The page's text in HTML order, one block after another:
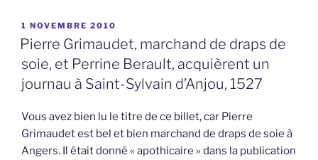
PUBLIÉ
LE
1 NOVEMBRE 2010
Pierre Grimaudet, marchand de draps de
soie, et Perrine Berault, acquièrent un
journau à Saint-Sylvain d’Anjou, 1527
Vous avez bien lu le titre de ce billet, car Pierre
Grimaudet est bel et bien marchand de draps de soie à
Angers. Il était donné « apothicaire » dans la publication